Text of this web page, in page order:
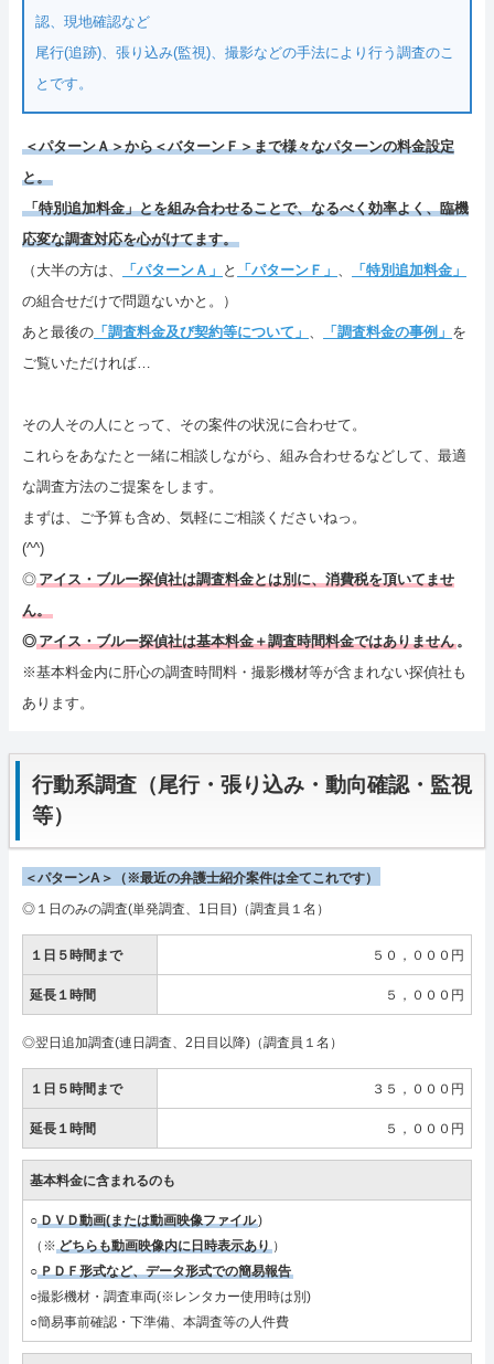
認、現地確認など
尾行(追跡)、張り込み(監視)、撮影などの手法により行う調査のこ
とです。
＜パターンＡ＞から＜バターンＦ＞まで様々なパターンの料金設定
と。
「特別追加料金」とを組み合わせることで、なるべく効率よく、臨機
応変な調査対応を心がけてます。
（大半の方は、
「パターンＡ」 と 「パターンＦ」
「特別追加料金」
の組合せだけで問題ないかと。）
あと最後の 「調査料金及び契約等について」 「調査料金の事例」 を
ご覧いただければ…
その人その人にとって、その案件の状況に合わせて。
これらをあなたと一緒に相談しながら、組み合わせるなどして、最適
な調査方法のご提案をします。
まずは、ご予算も含め、気軽にご相談くださいねっ。
(^^)
◎ アイス・ブルー探偵社は調査料金とは別に、消費税を頂いてませ
ん。
◎アイス・ブルー探偵社は基本料金＋調査時間料金ではありません 。
※基本料金内に肝心の調査時間料・撮影機材等が含まれない探偵社も
あります。
行動系調査（尾行・張り込み・動向確認・監視
等）
＜パターンA＞（※最近の弁護士紹介案件は全てこれです）
◎１日のみの調査(単発調査、1日目)（調査員１名）
１日５時間まで ５０，０００円
延長１時間 ５，０００円
◎翌日追加調査(連日調査、2日目以降)（調査員１名）
１日５時間まで ３５，０００円
延長１時間 ５，０００円
基本料金に含まれるのも
○ＤＶＤ動画(または動画映像ファイル)
（※ どちらも動画映像内に日時表示あり ）
○ＰＤＦ形式など、データ形式での簡易報告
○撮影機材・調査車両(※レンタカー使用時は別)
○簡易事前確認・下準備、本調査等の人件費